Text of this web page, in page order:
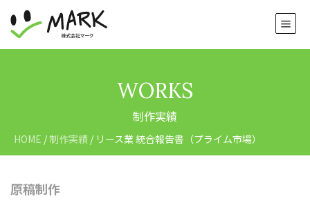
WORKS
制作実績
HOME /制作実績 / リース業 統合報告書（プライム市場）
原稿制作